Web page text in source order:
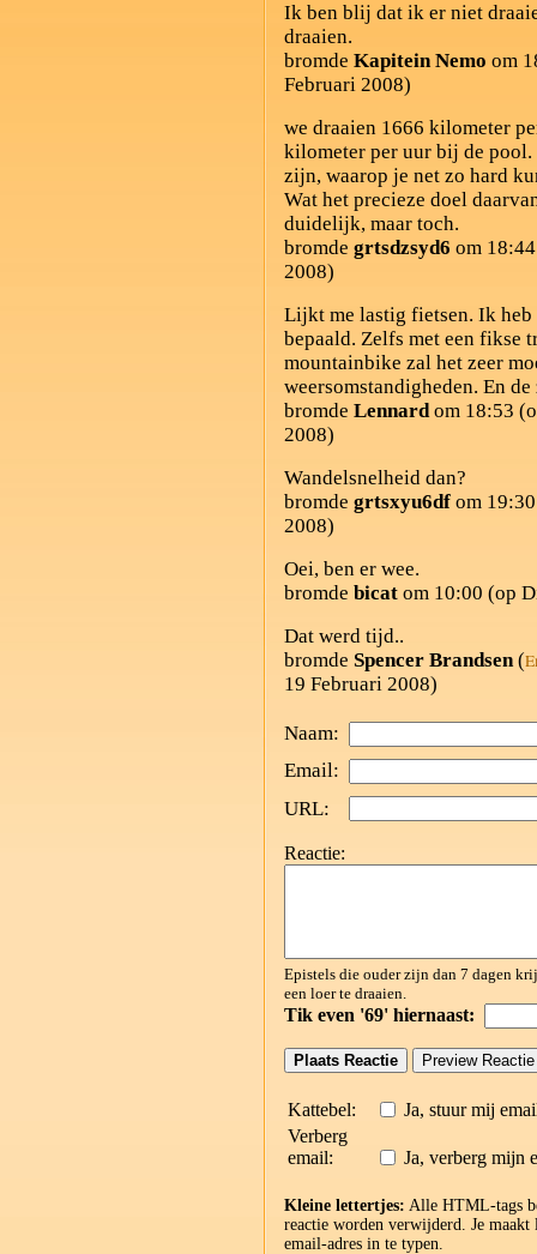
Ik ben blij dat ik er niet
draaien.
bromde Kapitein Nemo om
Februari 2008)
we draaien 1666 kilometer
kilometer per uur bij de pool.
zijn, waarop je net zo hard
Wat het precieze doel
duidelijk, maar toch.
bromde grtsdzsyd6 om
2008)
Lijkt me lastig fietsen. Ik
bepaald. Zelfs met een fikse
mountainbike zal het zeer
weersomstandigheden. En de
bromde Lennardom 18:53
2008)
Wandelsnelheid dan?
bromde grtsxyu6df om
2008)
Oei, ben er wee.
bromde bicat om 10:00 (op
Dat werd tijd..
bromde Spencer Brandsen(
19 Februari 2008)
Naam:
Email:
URL:
Reactie:
Epistels die ouder zijn dan 7 dagen
een loer te draaien.
Tik even '69' hiernaast:
Kattebel:
Ja, stuur mij
Verberg
email:
Ja, verberg mijn
Kleine lettertjes: Alle HTML-tags
reactie worden verwijderd. Je
email-adres in te typen.